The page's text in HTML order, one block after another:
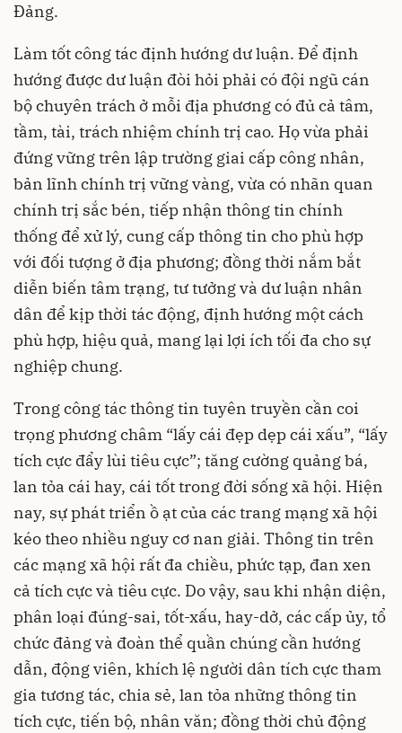
Đảng.
Làm tốt công tác định hướng dư luận. Để định
hướng được dư luận đòi hỏi phải có đội ngũ cán
bộ chuyên trách ở mỗi địa phương có đủ cả tâm,
tầm, tài, trách nhiệm chính trị cao. Họ vừa phải
đứng vững trên lập trường giai cấp công nhân,
bản lĩnh chính trị vững vàng, vừa có nhãn quan
chính trị sắc bén, tiếp nhận thông tin chính
thống để xử lý, cung cấp thông tin cho phù hợp
với đối tượng ở địa phương; đồng thời nắm bắt
diễn biến tâm trạng, tư tưởng và dư luận nhân
dân để kịp thời tác động, định hướng một cách
phù hợp, hiệu quả, mang lại lợi ích tối đa cho sự
nghiệp chung.
Trong công tác thông tin tuyên truyền cần coi
trọng phương châm “lấy cái đẹp dẹp cái xấu”, “lấy
tích cực đẩy lùi tiêu cực”; tăng cường quảng bá,
lan tỏa cái hay, cái tốt trong đời sống xã hội. Hiện
nay, sự phát triển ồ ạt của các trang mạng xã hội
kéo theo nhiều nguy cơ nan giải. Thông tin trên
các mạng xã hội rất đa chiều, phức tạp, đan xen
cả tích cực và tiêu cực. Do vậy, sau khi nhận diện,
phân loại đúng-sai, tốt-xấu, hay-dở, các cấp ủy, tổ
chức đảng và đoàn thể quần chúng cần hướng
dẫn, động viên, khích lệ người dân tích cực tham
gia tương tác, chia sẻ, lan tỏa những thông tin
tích cực, tiến bộ, nhân văn; đồng thời chủ động